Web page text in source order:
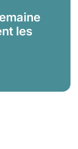
les